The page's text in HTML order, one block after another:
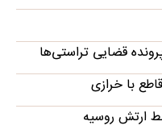
قضایی تراستی‌ها
با خرازی
ارتش روسیه